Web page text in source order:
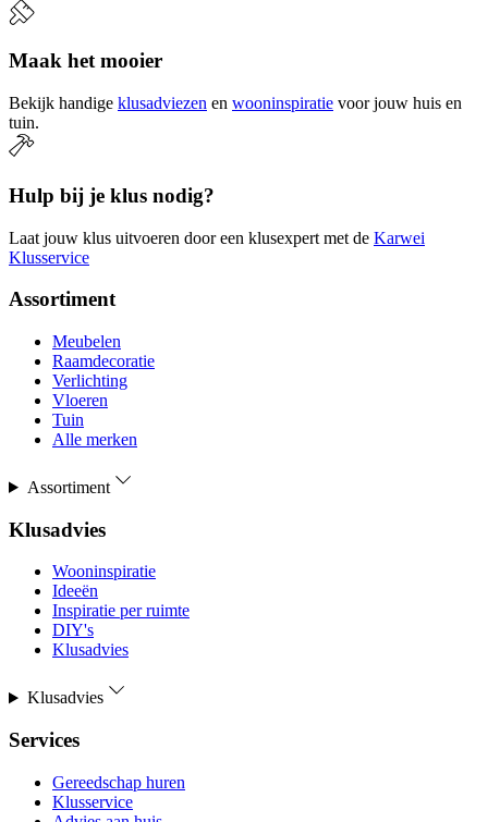
Maak het mooier
Bekijk handige klusadviezen en wooninspiratie voor jouw huis en
tuin.
Hulp bij je klus nodig?
Laat jouw klus uitvoeren door een klusexpert met de Karwei
Klusservice
Assortiment
Meubelen
Raamdecoratie
Verlichting
Vloeren
Tuin
Alle merken
Assortiment
Klusadvies
Wooninspiratie
Ideeën
Inspiratie per ruimte
DIY's
Klusadvies
Klusadvies
Services
Gereedschap huren
Klusservice